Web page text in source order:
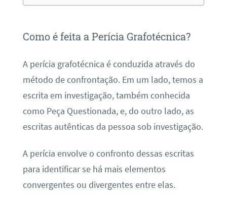
Como é feita a Perícia Grafotécnica?
A perícia grafotécnica é conduzida através do
método de confrontação. Em um lado, temos a
escrita em investigação, também conhecida
como Peça Questionada, e, do outro lado, as
escritas autênticas da pessoa sob investigação.
A perícia envolve o confronto dessas escritas
para identificar se há mais elementos
convergentes ou divergentes entre elas.